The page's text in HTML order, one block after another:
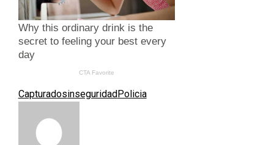
CapturadosinseguridadPolicia